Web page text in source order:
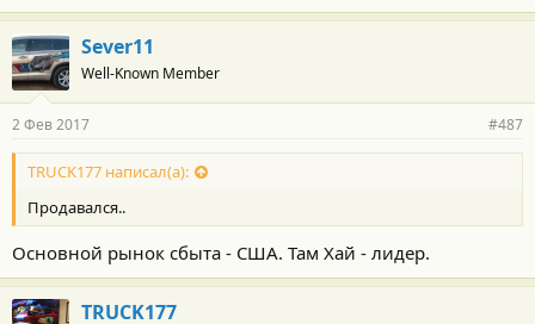
Sever11
Well-Known Member
2 Фев 2017 #487
TRUCK177 написал(а):
Продавался..
Основной рынок сбыта - США. Там Хай - лидер.
TRUCK177